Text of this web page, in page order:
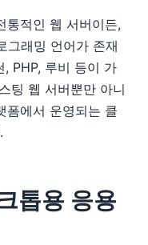
통적인 웹 서버이든,
그래밍 언어가 존재
PHP, 루비 등이 가
팅 웹 서버뿐만 아니
폼에서 운영되는 클
톱용 응용